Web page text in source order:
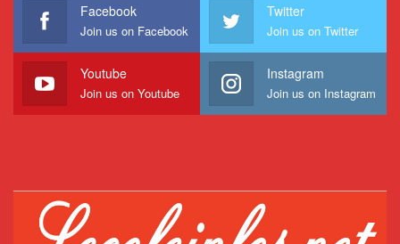
Facebook
Join us on Facebook
Twitter
Join us on Twitter
Youtube
Join us on Youtube
Instagram
Join us on Instagram